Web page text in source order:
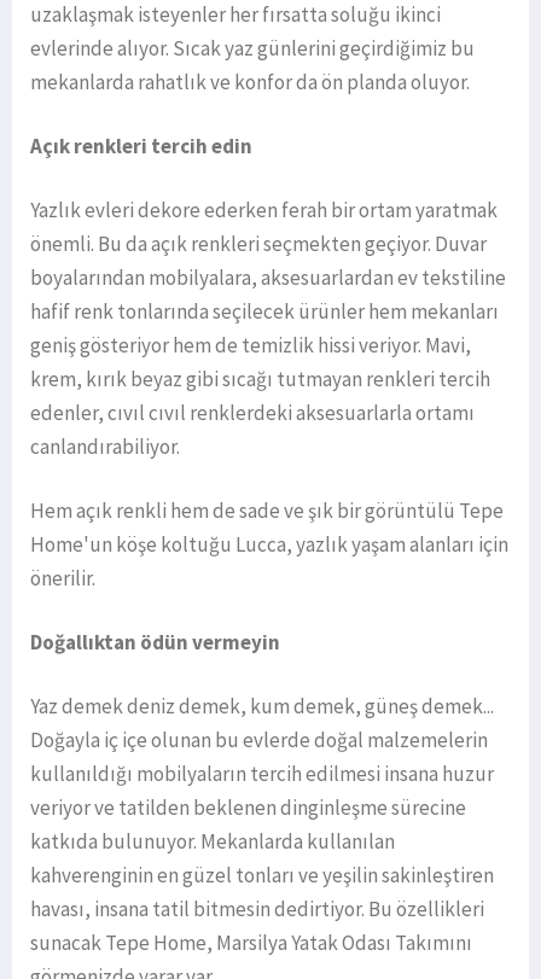
uzaklaşmak isteyenler her fırsatta soluğu ikinci
evlerinde alıyor. Sıcak yaz günlerini geçirdiğimiz bu
mekanlarda rahatlık ve konfor da ön planda oluyor.
Açık renkleri tercih edin
Yazlık evleri dekore ederken ferah bir ortam yaratmak
önemli. Bu da açık renkleri seçmekten geçiyor. Duvar
boyalarından mobilyalara, aksesuarlardan ev tekstiline
hafif renk tonlarında seçilecek ürünler hem mekanları
geniş gösteriyor hem de temizlik hissi veriyor. Mavi,
krem, kırık beyaz gibi sıcağı tutmayan renkleri tercih
edenler, cıvıl cıvıl renklerdeki aksesuarlarla ortamı
canlandırabiliyor.
Hem açık renkli hem de sade ve şık bir görüntülü Tepe
Home'un köşe koltuğu Lucca, yazlık yaşam alanları için
önerilir.
Doğallıktan ödün vermeyin
Yaz demek deniz demek, kum demek, güneş demek...
Doğayla iç içe olunan bu evlerde doğal malzemelerin
kullanıldığı mobilyaların tercih edilmesi insana huzur
veriyor ve tatilden beklenen dinginleşme sürecine
katkıda bulunuyor. Mekanlarda kullanılan
kahverenginin en güzel tonları ve yeşilin sakinleştiren
havası, insana tatil bitmesin dedirtiyor. Bu özellikleri
sunacak Tepe Home, Marsilya Yatak Odası Takımını